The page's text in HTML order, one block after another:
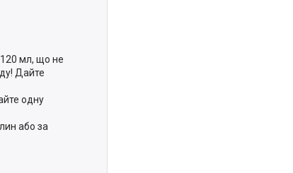
мл, що не
Дайте
одну
або за